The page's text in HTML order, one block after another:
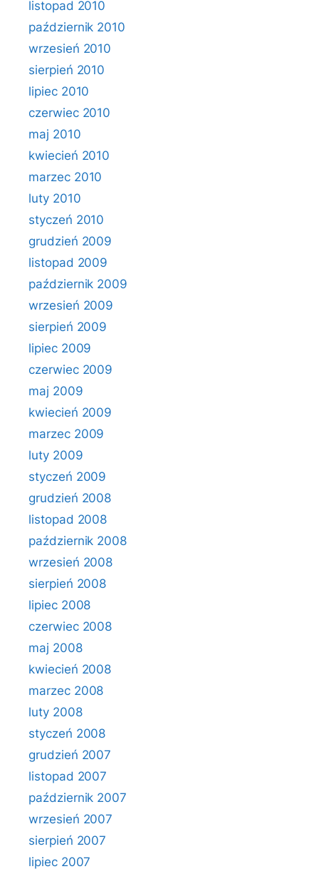
listopad 2010
październik 2010
wrzesień 2010
sierpień 2010
lipiec 2010
czerwiec 2010
maj 2010
kwiecień 2010
marzec 2010
luty 2010
styczeń 2010
grudzień 2009
listopad 2009
październik 2009
wrzesień 2009
sierpień 2009
lipiec 2009
czerwiec 2009
maj 2009
kwiecień 2009
marzec 2009
luty 2009
styczeń 2009
grudzień 2008
listopad 2008
październik 2008
wrzesień 2008
sierpień 2008
lipiec 2008
czerwiec 2008
maj 2008
kwiecień 2008
marzec 2008
luty 2008
styczeń 2008
grudzień 2007
listopad 2007
październik 2007
wrzesień 2007
sierpień 2007
lipiec 2007